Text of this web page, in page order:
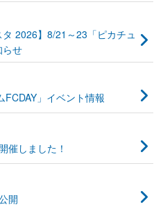
タ 2026】8/21～23「ピカチュ
らせ
」イベント情報
催しました！
開